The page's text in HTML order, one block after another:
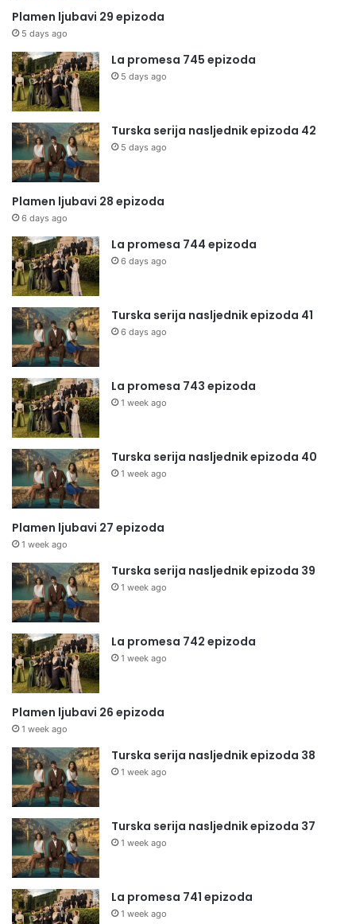
Plamen ljubavi 29 epizoda
5 days ago
La promesa 745 epizoda
5 days ago
Turska serija nasljednik epizoda 42
5 days ago
Plamen ljubavi 28 epizoda
6 days ago
La promesa 744 epizoda
6 days ago
Turska serija nasljednik epizoda 41
6 days ago
La promesa 743 epizoda
1 week ago
Turska serija nasljednik epizoda 40
1 week ago
Plamen ljubavi 27 epizoda
1 week ago
Turska serija nasljednik epizoda 39
1 week ago
La promesa 742 epizoda
1 week ago
Plamen ljubavi 26 epizoda
1 week ago
Turska serija nasljednik epizoda 38
1 week ago
Turska serija nasljednik epizoda 37
1 week ago
La promesa 741 epizoda
1 week ago